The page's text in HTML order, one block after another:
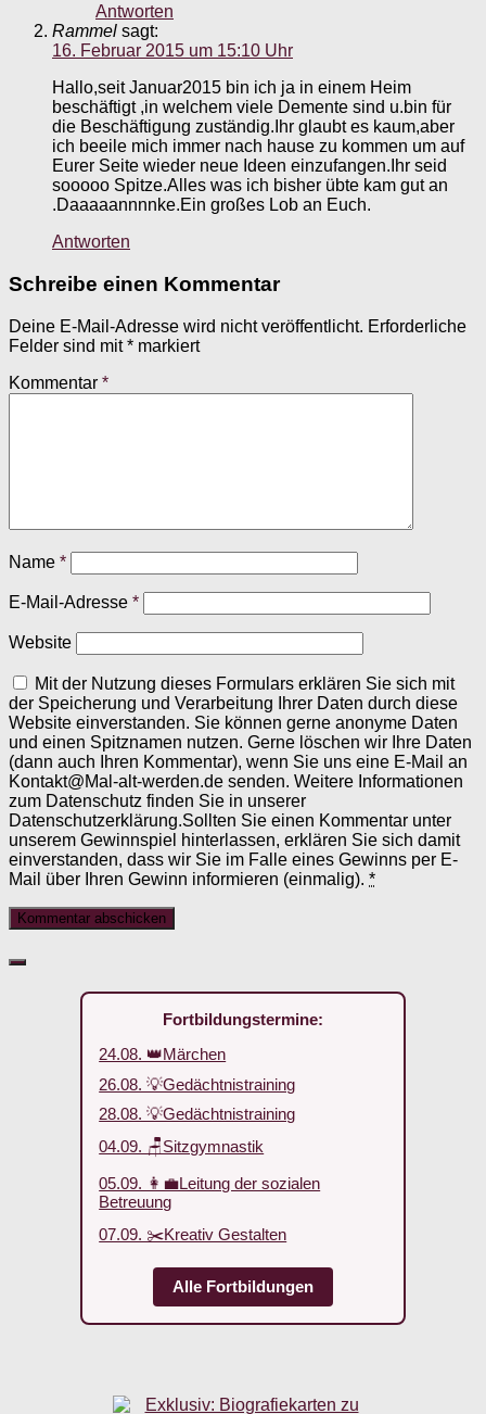
Antworten
Rammel sagt:
16. Februar 2015 um 15:10 Uhr
Hallo,seit Januar2015 bin ich ja in einem Heim
beschäftigt ,in welchem viele Demente sind u.bin für
die Beschäftigung zuständig.Ihr glaubt es kaum,aber
ich beeile mich immer nach hause zu kommen um auf
Eurer Seite wieder neue Ideen einzufangen.Ihr seid
sooooo Spitze.Alles was ich bisher übte kam gut an
.Daaaaannnnke.Ein großes Lob an Euch.
Antworten
Schreibe einen Kommentar
Deine E-Mail-Adresse wird nicht veröffentlicht. Erforderliche
Felder sind mit* markiert
Kommentar *
Name *
E-Mail-Adresse *
Website
Mit der Nutzung dieses Formulars erklären Sie sich mit
der Speicherung und Verarbeitung Ihrer Daten durch diese
Website einverstanden. Sie können gerne anonyme Daten
und einen Spitznamen nutzen. Gerne löschen wir Ihre Daten
(dann auch Ihren Kommentar), wenn Sie uns eine E-Mail an
Kontakt@Mal-alt-werden.de senden. Weitere Informationen
zum Datenschutz finden Sie in unserer
Datenschutzerklärung.Sollten Sie einen Kommentar unter
unserem Gewinnspiel hinterlassen, erklären Sie sich damit
einverstanden, dass wir Sie im Falle eines Gewinns per E-
Mail über Ihren Gewinn informieren (einmalig). *
Fortbildungstermine:
24.08. 👑Märchen
26.08. 💡Gedächtnistraining
28.08. 💡Gedächtnistraining
04.09. 🪑Sitzgymnastik
05.09. 👩‍💼Leitung der sozialen
Betreuung
07.09. ✂️Kreativ Gestalten
Alle Fortbildungen